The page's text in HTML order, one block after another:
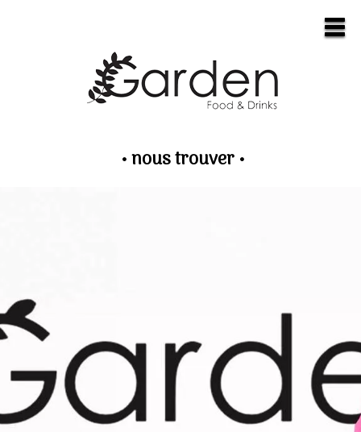
• nous trouver •